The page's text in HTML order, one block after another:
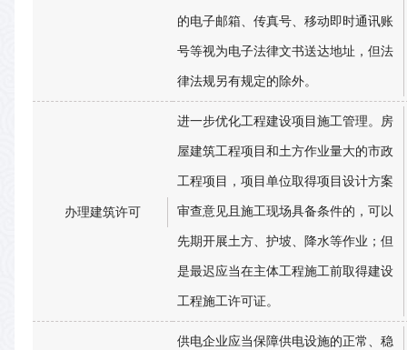
的电子邮箱、传真号、移动即时通讯账
号等视为电子法律文书送达地址，但法
律法规另有规定的除外。
办理建筑许可
进一步优化工程建设项目施工管理。房
屋建筑工程项目和土方作业量大的市政
工程项目，项目单位取得项目设计方案
审查意见且施工现场具备条件的，可以
先期开展土方、护坡、降水等作业；但
是最迟应当在主体工程施工前取得建设
工程施工许可证。
供电企业应当保障供电设施的正常、稳